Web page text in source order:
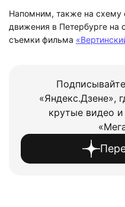
Напомним, также на схему
движения в Петербурге на
съемки фильма
«Яндекс.Дзене»,
крутые видео